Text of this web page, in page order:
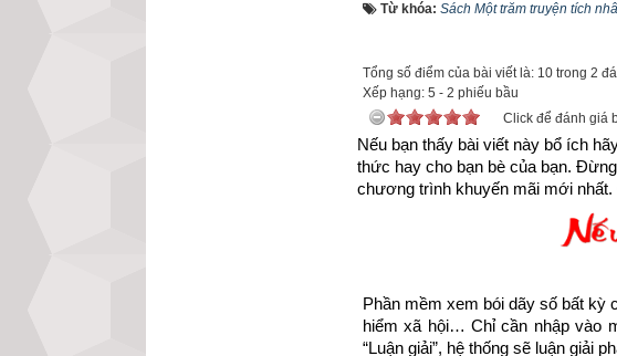
Như vậy chúng ta đang sống
Từ khóa: Sách Một trăm truyện tích
Tổng số điểm của bài viết là: 10 trong 2
Xếp hạng: 5 - 2 phiếu bầu
Click để đánh giá
Nếu bạn thấy bài viết này bổ ích
thức hay cho bạn bè của bạn.
chương trình khuyến mãi mới nhất.
Phần mềm xem bói dãy số bất kỳ
hiểm xã hội… Chỉ cần nhập vào
“Luận giải”, hệ thống sẽ luận giải